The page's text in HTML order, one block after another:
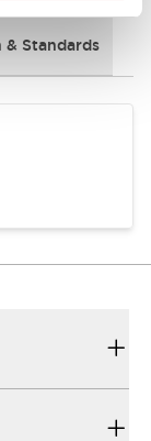
& Standards